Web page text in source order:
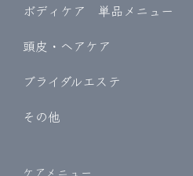
ボディケア 単品メニュー
頭皮・ヘアケア
ブライダルエステ
その他
ケアメニュー